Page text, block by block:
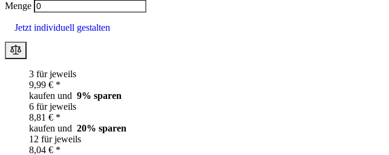
Menge
Jetzt individuell gestalten
3 für jeweils
9,99 € *
kaufen und 9% sparen
6 für jeweils
8,81 € *
kaufen und 20% sparen
12 für jeweils
8,04 € *